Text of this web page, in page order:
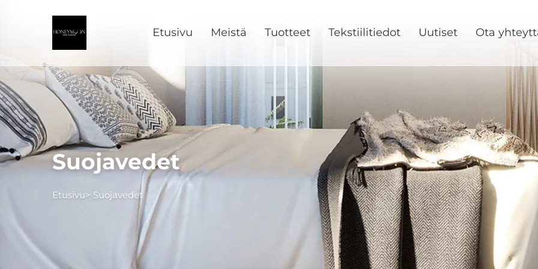
Etusivu Meistä Tuotteet Tekstiilitiedot Uutiset Ota
Suojavedet
Etusivu> Suojavedet